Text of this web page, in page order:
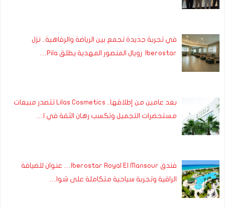
في تجربة جديدة تجمع بين الرياضة والرفاهية.. نزل
Iberostar رويال المنصور المهدية يطلق Pila…
بعد عامين من إطلاقها.. Lilas Cosmetics تتصدر مبيعات
مستحضرات التجميل وتكسب رهان الثقة في ا…
فندق Iberostar Royal El Mansour… عنوان للضيافة
الراقية وتجربة سياحية متكاملة على شوا…